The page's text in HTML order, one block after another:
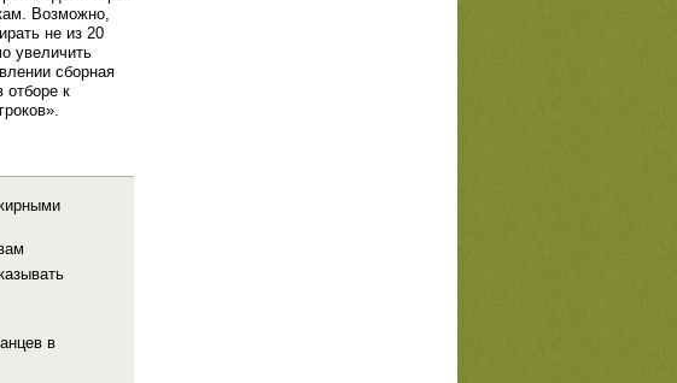
Возможно,
не из 20
увеличить
сборная
отборе к
в